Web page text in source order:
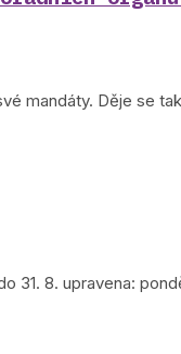
mandáty. Děje se
31. 8. upravena: